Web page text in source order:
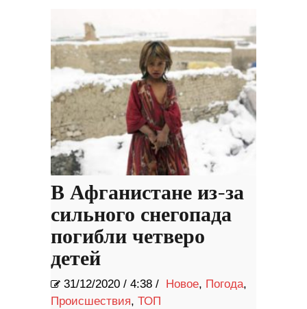
В Афганистане из-за
сильного снегопада
погибли четверо
детей
31/12/2020 / 4:38 / Новое, Погода,
Происшествия, ТОП